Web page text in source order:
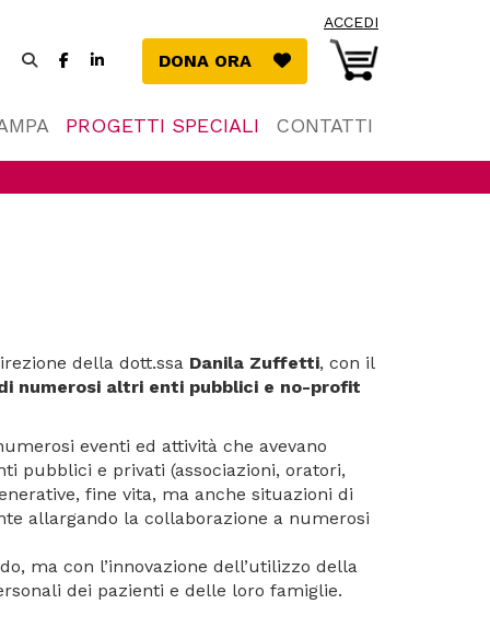
ACCEDI
Facebook
una
nuova
(si
una
nuova
DONA ORA DONA ORA
PROGETTI SPECIALI CONTATTI
della dott.ssa Danila Zuffetti, con il
numerosi altri enti pubblici e no-profit
eventi ed attività che avevano
pubblici e privati (associazioni, oratori,
fine vita, ma anche situazioni di
allargando la collaborazione a numerosi
ma con l’innovazione dell’utilizzo della
dei pazienti e delle loro famiglie.